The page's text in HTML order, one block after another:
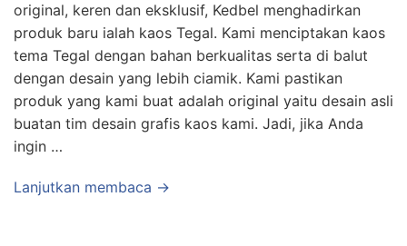
original, keren dan eksklusif, Kedbel menghadirkan
produk baru ialah kaos Tegal. Kami menciptakan kaos
tema Tegal dengan bahan berkualitas serta di balut
dengan desain yang lebih ciamik. Kami pastikan
produk yang kami buat adalah original yaitu desain asli
buatan tim desain grafis kaos kami. Jadi, jika Anda
ingin …
Lanjutkan membaca →